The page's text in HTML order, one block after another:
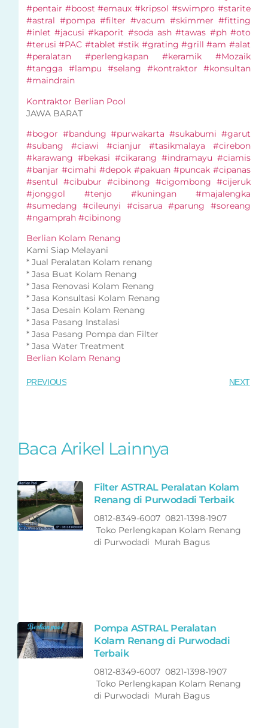
#pentair #boost #emaux #kripsol #swimpro #starite
#astral #pompa #filter #vacum #skimmer #fitting
#inlet #jacusi #kaporit #soda ash #tawas #ph #oto
#terusi #PAC #tablet #stik #grating #grill #am #alat
#peralatan #perlengkapan #keramik #Mozaik
#tangga #lampu #selang #kontraktor #konsultan
#maindrain
Kontraktor Berlian Pool
JAWA BARAT
#bogor #bandung #purwakarta #sukabumi #garut
#subang #ciawi #cianjur #tasikmalaya #cirebon
#karawang #bekasi #cikarang #indramayu #ciamis
#banjar #cimahi #depok #pakuan #puncak #cipanas
#sentul #cibubur #cibinong #cigombong #cijeruk
#jonggol #tenjo #kuningan #majalengka
#sumedang #cileunyi #cisarua #parung #soreang
#ngamprah #cibinong
Berlian Kolam Renang
Kami Siap Melayani
* Jual Peralatan Kolam renang
* Jasa Buat Kolam Renang
* Jasa Renovasi Kolam Renang
* Jasa Konsultasi Kolam Renang
* Jasa Desain Kolam Renang
* Jasa Pasang Instalasi
* Jasa Pasang Pompa dan Filter
* Jasa Water Treatment
Berlian Kolam Renang
PREVIOUS NEXT
Baca Arikel Lainnya
Filter ASTRAL Peralatan Kolam
Renang di Purwodadi Terbaik
0812-8349-6007 0821-1398-1907
Toko Perlengkapan Kolam Renang
di Purwodadi Murah Bagus
Pompa ASTRAL Peralatan
Kolam Renang di Purwodadi
Terbaik
0812-8349-6007 0821-1398-1907
Toko Perlengkapan Kolam Renang
di Purwodadi Murah Bagus